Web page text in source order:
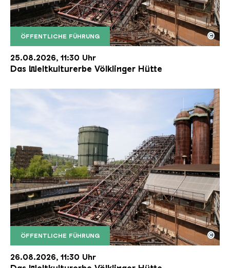
ÖFFENTLICHE FÜHRUNG
Der Erzschrägaufzug der Völklinger Hütte mit
Copyright: Weltkulturerbe Völklinger Hütte | Karl
©
25.08.2026, 11:30 Uhr
Das Weltkulturerbe Völklinger Hütte
ÖFFENTLICHE FÜHRUNG
Der Erzschrägaufzug der Völklinger Hütte mit
Copyright: Weltkulturerbe Völklinger Hütte | Karl
©
26.08.2026, 11:30 Uhr